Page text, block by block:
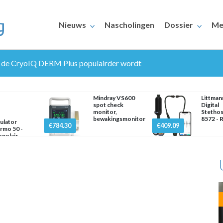
Nieuws Nascholingen Dossier
CryoIQ DERM Plus populairder wordt
50 -
€784.30
Mindray VS600
spot check
monitor,
bewakingsmonitor
€409.09
Digital
8572 -